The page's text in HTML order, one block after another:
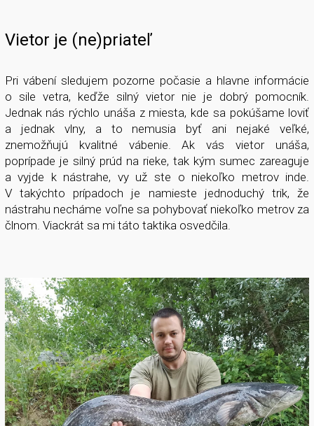
Vietor je (ne)priateľ
Pri vábení sledujem pozorne počasie a hlavne informácie
o sile vetra, keďže silný vietor nie je dobrý pomocník.
Jednak nás rýchlo unáša z miesta, kde sa pokúšame loviť
a jednak vlny, a to nemusia byť ani nejaké veľké,
znemožňujú kvalitné vábenie. Ak vás vietor unáša,
poprípade je silný prúd na rieke, tak kým sumec zareaguje
a vyjde k nástrahe, vy už ste o niekoľko metrov inde.
V takýchto prípadoch je namieste jednoduchý trik, že
nástrahu necháme voľne sa pohybovať niekoľko metrov za
člnom. Viackrát sa mi táto taktika osvedčila.